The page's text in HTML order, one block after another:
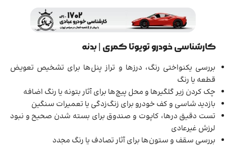
کارشناسی خودرو تویوتا کمری | بدنه
بررسی یکنواختی رنگ، درزها و تراز پنل‌ها برای تشخیص تعویض
قطعه یا رنگ
چک کردن زیر گلگیرها و محل پیچ‌ها برای آثار بتونه یا رنگ اضافه
بازدید شاسی و کف خودرو برای زنگ‌زدگی یا تعمیرات سنگین
تست دقیق درها، کاپوت و صندوق برای بسته شدن صحیح و نبود
لرزش غیرعادی
بررسی سقف و ستون‌ها برای آثار تصادف یا رنگ مجدد